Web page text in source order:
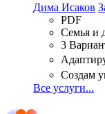
Дима Исаков
PDF
Семья и
3
Создам
Все услуги...